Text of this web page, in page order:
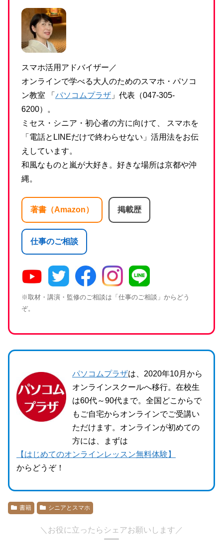
スマホ活用アドバイザー／
オンラインで学べる大人のためのスマホ・パソコ
ン教室 「 パソコムプラザ 」代表（047-305-
6200）。
ミセス・シニア・初心者の方に向けて、 スマホを
「電話とLINEだけで終わらせない」活用法をお伝
えしています。
和風なものと嵐が大好き。好きな場所は京都や沖
縄。
著書（Amazon） 掲載歴
仕事のご相談
※取材・講演・監修のご相談は「仕事のご相談」からどう
ぞ。
パソコムプラザは、2020年10月から
オンラインスクールへ移行。在校生
は60代～90代まで。全国どこからで
もご自宅からオンラインでご受講い
ただけます。オンラインが初めての
方には、まずは
【はじめてのオンラインレッスン無料体験】
からどうぞ！
書籍 シニアとスマホ
＼お役に立ったらシェアお願いします／